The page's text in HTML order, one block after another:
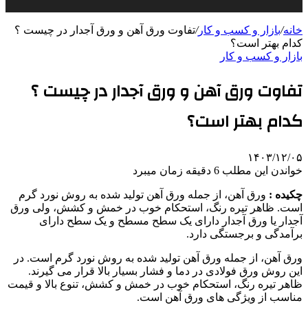
خانه/بازار و کسب و کار/تفاوت ورق آهن و ورق آجدار در چیست ؟
کدام بهتر است؟
بازار و کسب و کار
تفاوت ورق آهن و ورق آجدار در چیست ؟
کدام بهتر است؟
۱۴۰۳/۱۲/۰۵
خواندن این مطلب 6 دقیقه زمان میبرد
چکیده : ورق آهن، از جمله ورق آهن تولید شده به روش نورد گرم
است. ظاهر تیره رنگ، استحکام خوب در خمش و کشش، ولی ورق
آجدار یا ورق آجدار دارای یک سطح مسطح و یک سطح دارای
برآمدگی و برجستگی دارد.
ورق آهن، از جمله ورق آهن تولید شده به روش نورد گرم است. در
این روش ورق فولادی در دما و فشار بسیار بالا قرار می گیرند.
ظاهر تیره رنگ، استحکام خوب در خمش و کشش، تنوع بالا و قیمت
مناسب از ویژگی‌ های ورق آهن است.